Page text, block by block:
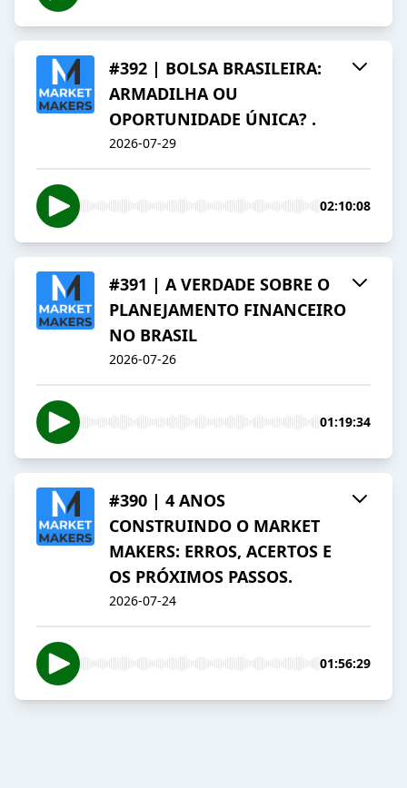
#392 | BOLSA BRASILEIRA:
ARMADILHA OU
OPORTUNIDADE ÚNICA? .
2026-07-29
02:10:08
#391 | A VERDADE SOBRE O
PLANEJAMENTO FINANCEIRO
NO BRASIL
2026-07-26
01:19:34
#390 | 4 ANOS
CONSTRUINDO O MARKET
MAKERS: ERROS, ACERTOS E
OS PRÓXIMOS PASSOS.
2026-07-24
01:56:29